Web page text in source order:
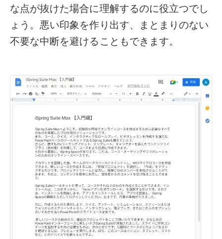
な点が抜けた場合に理解するのに役立つでし
ょう。悪い印象を作り出す、まとまりのない
不要な中断を避けることもできます。